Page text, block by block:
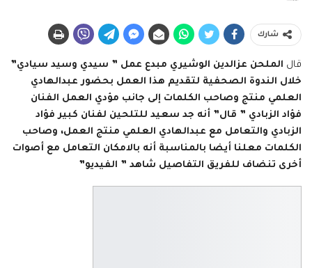
شارك
قال الملحن عزالدين الوشيري مبدع عمل ” سيدي وسيد سيادي”
خلال الندوة الصحفية لتقديم هذا العمل بحضور عبدالهادي
العلمي منتج وصاحب الكلمات إلى جانب مؤدي العمل الفنان
فؤاد الزبادي ” قال” أنه جد سعيد للتلحين لفنان كبير فؤاد
الزبادي والتعامل مع عبدالهادي العلمي منتج العمل، وصاحب
الكلمات معلنا أيضا بالمناسبة أنه بالامكان التعامل مع أصوات
أخرى تنضاف للفريق التفاصيل شاهد ” الفيديو”